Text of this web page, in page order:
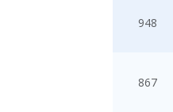
948
867